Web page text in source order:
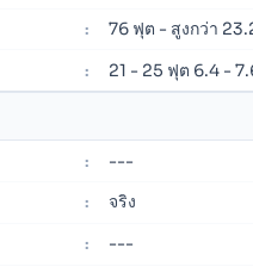
: 76 ฟุต - สูงกว่า
: 21 - 25 ฟุต 6.4 -
: ---
: จริง
: ---